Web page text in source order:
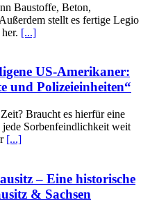
Baustoffe, Beton,
stellt es fertige Legio
[...]
US-Amerikaner:
und Polizeieinheiten“
Braucht es hierfür eine
Sorbenfeindlichkeit weit
[...]
– Eine historische
& Sachsen